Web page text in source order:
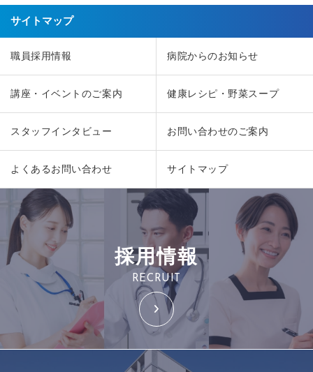
サイトマップ
職員採用情報 病院からのお知らせ
講座・イベントのご案内 健康レシピ・野菜スープ
スタッフインタビュー お問い合わせのご案内
よくあるお問い合わせ サイトマップ
採用情報
RECRUIT